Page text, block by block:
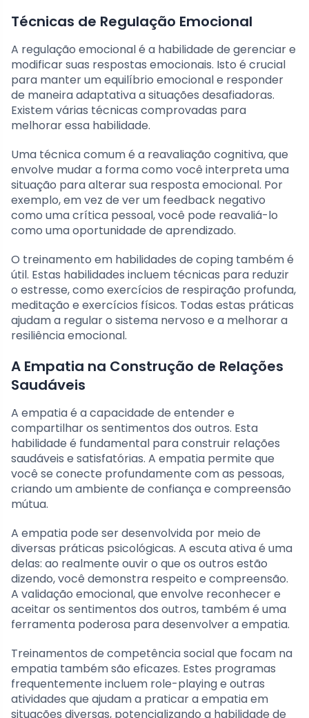
Técnicas de Regulação Emocional
A regulação emocional é a habilidade de gerenciar e
modificar suas respostas emocionais. Isto é crucial
para manter um equilíbrio emocional e responder
de maneira adaptativa a situações desafiadoras.
Existem várias técnicas comprovadas para
melhorar essa habilidade.
Uma técnica comum é a reavaliação cognitiva, que
envolve mudar a forma como você interpreta uma
situação para alterar sua resposta emocional. Por
exemplo, em vez de ver um feedback negativo
como uma crítica pessoal, você pode reavaliá-lo
como uma oportunidade de aprendizado.
O treinamento em habilidades de coping também é
útil. Estas habilidades incluem técnicas para reduzir
o estresse, como exercícios de respiração profunda,
meditação e exercícios físicos. Todas estas práticas
ajudam a regular o sistema nervoso e a melhorar a
resiliência emocional.
A Empatia na Construção de Relações
Saudáveis
A empatia é a capacidade de entender e
compartilhar os sentimentos dos outros. Esta
habilidade é fundamental para construir relações
saudáveis e satisfatórias. A empatia permite que
você se conecte profundamente com as pessoas,
criando um ambiente de confiança e compreensão
mútua.
A empatia pode ser desenvolvida por meio de
diversas práticas psicológicas. A escuta ativa é uma
delas: ao realmente ouvir o que os outros estão
dizendo, você demonstra respeito e compreensão.
A validação emocional, que envolve reconhecer e
aceitar os sentimentos dos outros, também é uma
ferramenta poderosa para desenvolver a empatia.
Treinamentos de competência social que focam na
empatia também são eficazes. Estes programas
frequentemente incluem role-playing e outras
atividades que ajudam a praticar a empatia em
situações diversas, potencializando a habilidade de